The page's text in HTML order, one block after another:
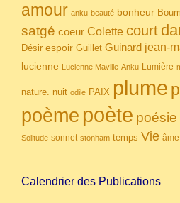
amour anku beauté bonheur
satgé coeur Colette court
Désir espoir Guillet Guinard jean-
lucienne Lucienne Maville-Anku Lumière
nature. nuit odile PAIX plume
poème poète poésie
Solitude sonnet stonham temps Vie âme
Calendrier des Publications